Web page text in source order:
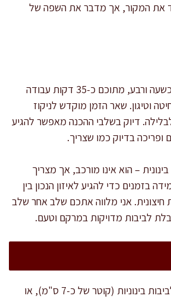
את המקור, אך מדבר את השפה של
זמן ההכנה הכולל הוא כשעה ורבע, מתוכם כ-35 דקות עבודה
וטיגון. שאר הזמן מוקדש לניקוז
דיוק בשלבי ההכנה מאפשר להגיע
בדיוק כמו שצריך.
– הוא אינו מורכב, אך מצריך
בזמנים כדי להגיע לאיזון הנכון בין
חיצונית. אני מלווה אתכם שלב אחר שלב
לביבות מדויקות במרקם וטעם.
המתכון מתאים ל-10 לביבות בינוניות (קוטר של כ-7 ס"מ), או